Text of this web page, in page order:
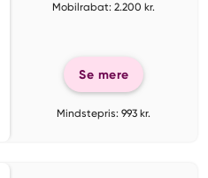
Mobilrabat: 2.200 kr.
Se mere
Mindstepris: 993 kr.